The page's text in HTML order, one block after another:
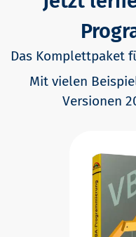
Das Komplettpaket
Mit vielen
Versionen